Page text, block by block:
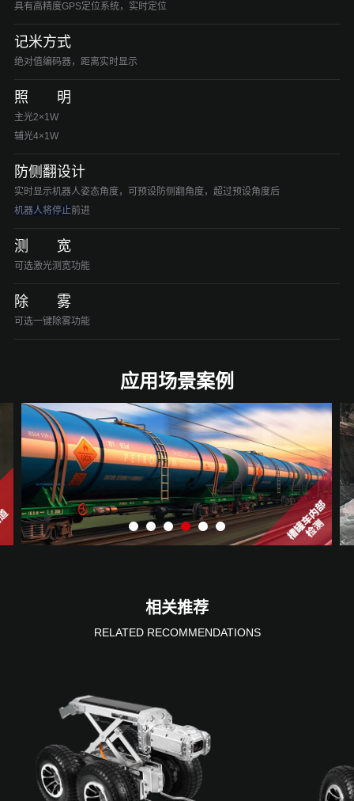
具有高精度GPS定位系统，实时定位
记米方式
绝对值编码器，距离实时显示
照 明
主光2×1W
辅光4×1W
防侧翻设计
实时显示机器人姿态角度，可预设防侧翻角度，超过预设角度后
机器人将停止前进
测 宽
可选激光测宽功能
除 雾
可选一键除雾功能
应用场景案例
相关推荐
RELATED RECOMMENDATIONS